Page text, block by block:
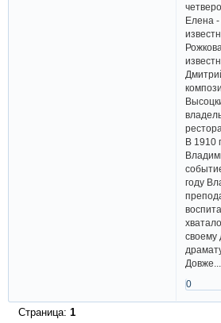
Елена
В 1910
году
своему
Довже...
0
Страница: 1